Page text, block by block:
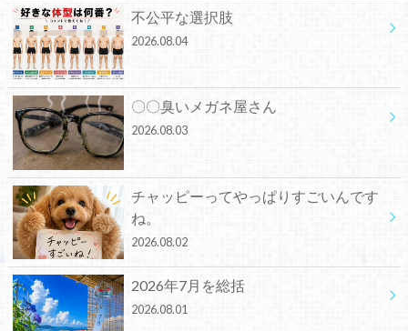
不公平な選択肢
2026.08.04
〇〇臭いメガネ屋さん
2026.08.03
チャッピーってやっぱりすごいんです
ね。
2026.08.02
2026年7月を総括
2026.08.01